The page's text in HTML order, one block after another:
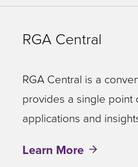
RGA Central
RGA Central is a
provides a single point
applications and
Learn More